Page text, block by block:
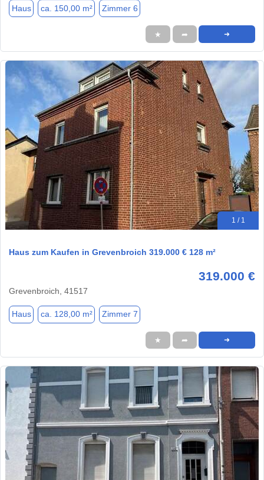
Haus ca. 150,00 m² Zimmer 6
★ ➦ ➜
1 / 1
Haus zum Kaufen in Grevenbroich 319.000 € 128 m²
319.000 €
Grevenbroich, 41517
Haus ca. 128,00 m² Zimmer 7
★ ➦ ➜